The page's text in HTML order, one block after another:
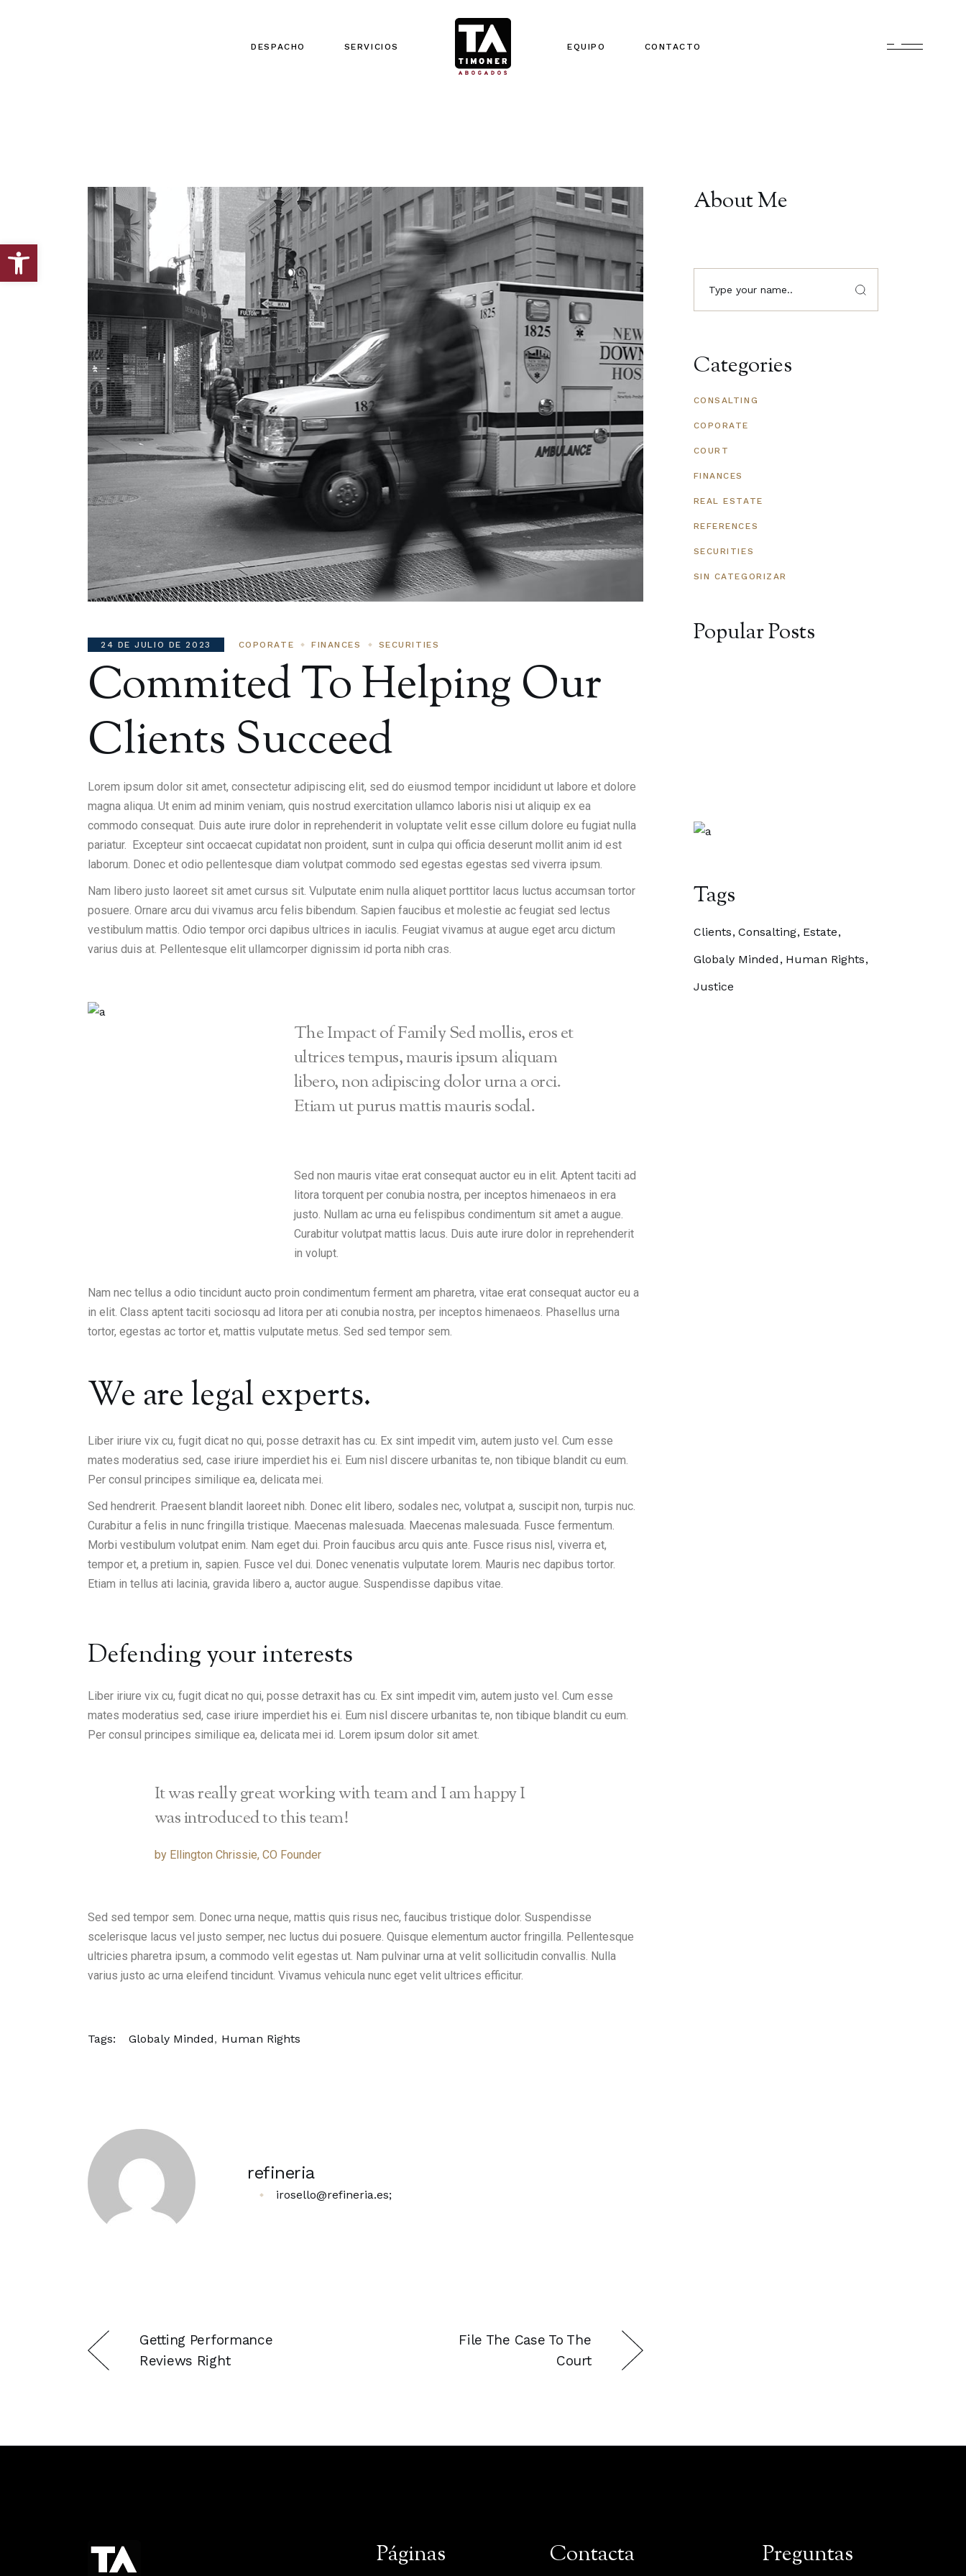
DESPACHO SERVICIOS EQUIPO CONTACTO
24 DE JULIO DE 2023 COPORATE FINANCES SECURITIES
Commited To Helping Our
Clients Succeed
Lorem ipsum dolor sit amet, consectetur adipiscing elit, sed do eiusmod tempor incididunt ut labore et dolore
magna aliqua. Ut enim ad minim veniam, quis nostrud exercitation ullamco laboris nisi ut aliquip ex ea
commodo consequat. Duis aute irure dolor in reprehenderit in voluptate velit esse cillum dolore eu fugiat nulla
pariatur. Excepteur sint occaecat cupidatat non proident, sunt in culpa qui officia deserunt mollit anim id est
laborum. Donec et odio pellentesque diam volutpat commodo sed egestas egestas sed viverra ipsum.
Nam libero justo laoreet sit amet cursus sit. Vulputate enim nulla aliquet porttitor lacus luctus accumsan tortor
posuere. Ornare arcu dui vivamus arcu felis bibendum. Sapien faucibus et molestie ac feugiat sed lectus
vestibulum mattis. Odio tempor orci dapibus ultrices in iaculis. Feugiat vivamus at augue eget arcu dictum
varius duis at. Pellentesque elit ullamcorper dignissim id porta nibh cras.
The Impact of Family Sed mollis, eros et
ultrices tempus, mauris ipsum aliquam
libero, non adipiscing dolor urna a orci.
Etiam ut purus mattis mauris sodal.
Sed non mauris vitae erat consequat auctor eu in elit. Aptent taciti ad
litora torquent per conubia nostra, per inceptos himenaeos in era
justo. Nullam ac urna eu felispibus condimentum sit amet a augue.
Curabitur volutpat mattis lacus. Duis aute irure dolor in reprehenderit
in volupt.
Nam nec tellus a odio tincidunt aucto proin condimentum ferment am pharetra, vitae erat consequat auctor eu a
in elit. Class aptent taciti sociosqu ad litora per ati conubia nostra, per inceptos himenaeos. Phasellus urna
tortor, egestas ac tortor et, mattis vulputate metus. Sed sed tempor sem.
We are legal experts.
Liber iriure vix cu, fugit dicat no qui, posse detraxit has cu. Ex sint impedit vim, autem justo vel. Cum esse
mates moderatius sed, case iriure imperdiet his ei. Eum nisl discere urbanitas te, non tibique blandit cu eum.
Per consul principes similique ea, delicata mei.
Sed hendrerit. Praesent blandit laoreet nibh. Donec elit libero, sodales nec, volutpat a, suscipit non, turpis nuc.
Curabitur a felis in nunc fringilla tristique. Maecenas malesuada. Maecenas malesuada. Fusce fermentum.
Morbi vestibulum volutpat enim. Nam eget dui. Proin faucibus arcu quis ante. Fusce risus nisl, viverra et,
tempor et, a pretium in, sapien. Fusce vel dui. Donec venenatis vulputate lorem. Mauris nec dapibus tortor.
Etiam in tellus ati lacinia, gravida libero a, auctor augue. Suspendisse dapibus vitae.
Defending your interests
Liber iriure vix cu, fugit dicat no qui, posse detraxit has cu. Ex sint impedit vim, autem justo vel. Cum esse
mates moderatius sed, case iriure imperdiet his ei. Eum nisl discere urbanitas te, non tibique blandit cu eum.
Per consul principes similique ea, delicata mei id. Lorem ipsum dolor sit amet.
It was really great working with team and I am happy I
was introduced to this team!
by Ellington Chrissie, CO Founder
Sed sed tempor sem. Donec urna neque, mattis quis risus nec, faucibus tristique dolor. Suspendisse
scelerisque lacus vel justo semper, nec luctus dui posuere. Quisque elementum auctor fringilla. Pellentesque
ultricies pharetra ipsum, a commodo velit egestas ut. Nam pulvinar urna at velit sollicitudin convallis. Nulla
varius justo ac urna eleifend tincidunt. Vivamus vehicula nunc eget velit ultrices efficitur.
Tags: Globaly Minded Human Rights
refineria
irosello@refineria.es;
Getting Performance
Reviews Right
File The Case To The
Court
About Me
Categories
CONSALTING
COPORATE
COURT
FINANCES
REAL ESTATE
REFERENCES
SECURITIES
SIN CATEGORIZAR
Popular Posts
Tags
Clients Consalting Estate
Globaly Minded
Human Rights
Justice
Páginas Contacta Preguntas
Abrir barra de herramientas